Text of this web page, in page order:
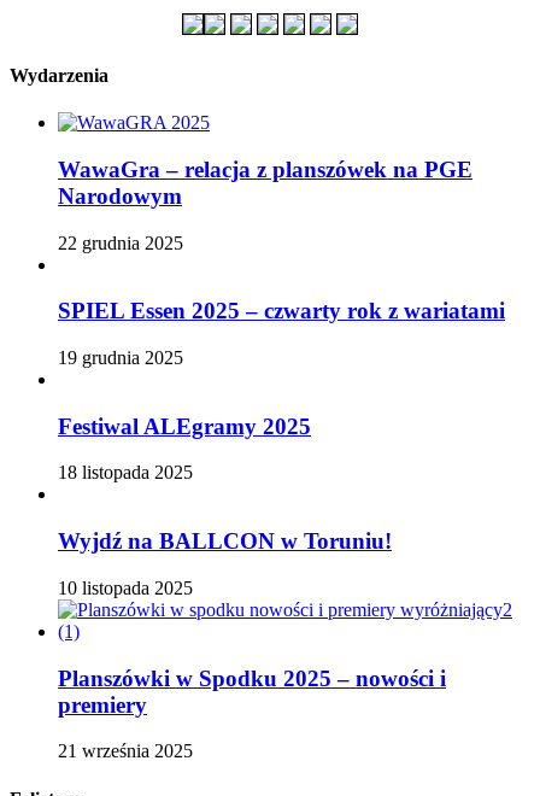
Wydarzenia
WawaGra – relacja z planszówek na PGE
Narodowym
22 grudnia 2025
SPIEL Essen 2025 – czwarty rok z wariatami
19 grudnia 2025
Festiwal ALEgramy 2025
18 listopada 2025
Wyjdź na BALLCON w Toruniu!
10 listopada 2025
Planszówki w Spodku 2025 – nowości i
premiery
21 września 2025